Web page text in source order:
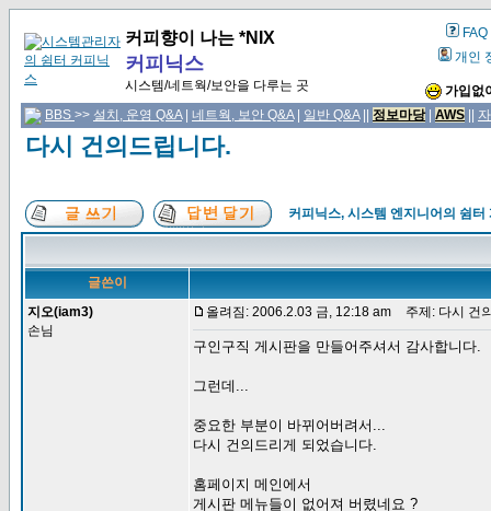
커피향이 나는 *NIX
커피닉스
시스템/네트웍/보안을 다루는 곳
FAQ
개인
가입없
BBS >> 설치, 운영 Q&A| 네트웍, 보안 Q&A| 일반 Q&A|| 정보마당| AWS
다시 건의드립니다.
커피닉스, 시스템 엔지니어의 쉼터
글쓴이
지오(iam3)
손님
올려짐: 2006.2.03 금, 12:18 am 주제: 다시 건
구인구직 게시판을 만들어주셔서 감사합니다.
그런데...
중요한 부분이 바뀌어버려서...
다시 건의드리게 되었습니다.
홈페이지 메인에서
게시판 메뉴들이 없어져 버렸네요 ?